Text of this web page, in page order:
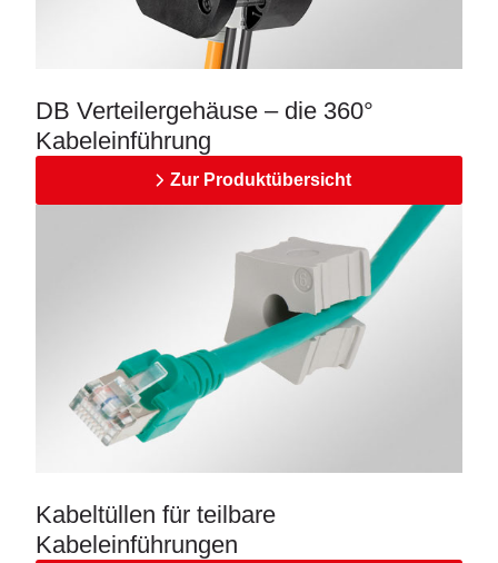
DB Verteilergehäuse – die 360°
Kabeleinführung
Zur Produktübersicht
Kabeltüllen für teilbare
Kabeleinführungen